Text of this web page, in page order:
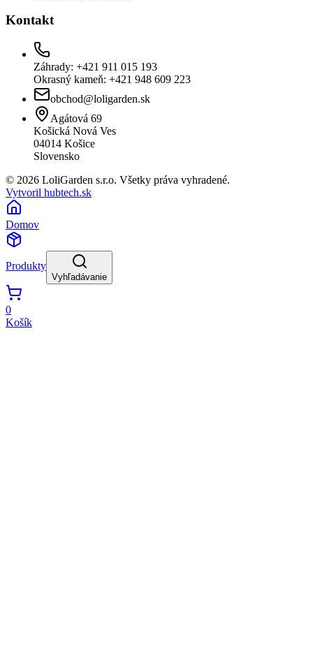
Kontakt
Záhrady: +421 911 015 193
Okrasný kameň: +421 948 609 223
obchod@loligarden.sk
Agátová 69
Košická Nová Ves
04014 Košice
Slovensko
© 2026 LoliGarden s.r.o. Všetky práva vyhradené.
Vytvoril hubtech.sk
Domov
Produkty
Vyhľadávanie
0
Košík